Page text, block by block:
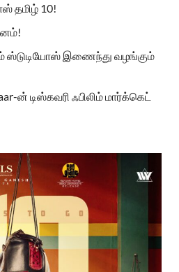
தமிழ் 10!
ஸ்டுடியோஸ் இணைந்து வழங்கும்
ன் டிஸ்கவரி ஃபிலிம் மார்க்கெட்